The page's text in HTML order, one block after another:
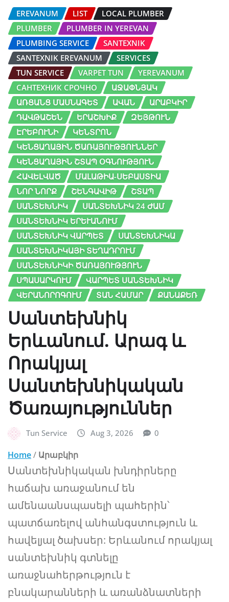
EREVANUM LIST
LOCAL PLUMBER
PLUMBER
PLUMBER IN YEREVAN
PLUMBING SERVICE
SANTEXNIK
SANTEXNIK EREVANUM
SERVICES
TUN SERVICE
VARPET TUN
YEREVANUM
САНТЕХНИК СРОЧНО
ԱՋԱՓՆՅԱԿ
ԱՌՑԱՆՑ ՄԱՍՆԱԳԵՏ
ԱՎԱՆ
ԱՐԱԲԿԻՐ
ԴԱՎԹԱՇԵՆ
ԵՐԱՇԽԻՔ
ԶԵՅԹՈՒՆ
ԷՐԵԲՈՒՆԻ
ԿԵՆՏՐՈՆ
ԿԵՆՑԱՂԱՅԻՆ ԾԱՌԱՅՈՒԹՅՈՒՆՆԵՐ
ԿԵՆՑԱՂԱՅԻՆ ՇՏԱՊ ՕԳՆՈՒԹՅՈՒՆ
ՀԱՎԵԼՎԱԾ
ՄԱԼԱԹԻԱ-ՍԵԲԱՍՏԻԱ
ՆՈՐ ՆՈՐՔ
ՇԵՆԳԱՎԻԹ
ՇՏԱՊ
ՍԱՆՏԵԽՆԻԿ
ՍԱՆՏԵԽՆԻԿ 24 ԺԱՄ
ՍԱՆՏԵԽՆԻԿ ԵՐԵՒԱՆՈՒՄ
ՍԱՆՏԵԽՆԻԿ ՎԱՐՊԵՏ
ՍԱՆՏԵԽՆԻԿԱ
ՍԱՆՏԵԽՆԻԿԱՅԻ ՏԵՂԱԴՐՈՒՄ
ՍԱՆՏԵԽՆԻԿԻ ԾԱՌԱՅՈՒԹՅՈՒՆ
ՍՊԱՍԱՐԿՈՒՄ
ՎԱՐՊԵՏ ՍԱՆՏԵԽՆԻԿ
ՎԵՐԱՆՈՐՈԳՈՒՄ
ՏԱՆ ՀԱՄԱՐ ՔԱՆԱՔԵՌ
Սանտեխնիկ
Երևանում. Արագ և
Որակյալ
Սանտեխնիկական
Ծառայություններ
Tun Service Aug 3, 2026 0
Home/ Արաբկիր
Սանտեխնիկական խնդիրները
հաճախ առաջանում են
ամենաանսպասելի պահերին՝
պատճառելով անհանգստություն և
հավելյալ ծախսեր: Երևանում որակյալ
սանտեխնիկ գտնելը
առաջնահերթություն է
բնակարանների և առանձնատների